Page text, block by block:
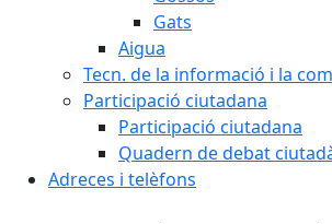
Gats
Aigua
Tecn. de la informació i la
Participació ciutadana
Participació ciutadana
Quadern de debat
Adreces i telèfons